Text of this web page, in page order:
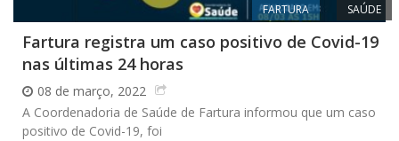
FARTURA SAÚDE
Fartura registra um caso positivo de Covid-19
nas últimas 24 horas
08 de março, 2022
A Coordenadoria de Saúde de Fartura informou que um caso
positivo de Covid-19, foi